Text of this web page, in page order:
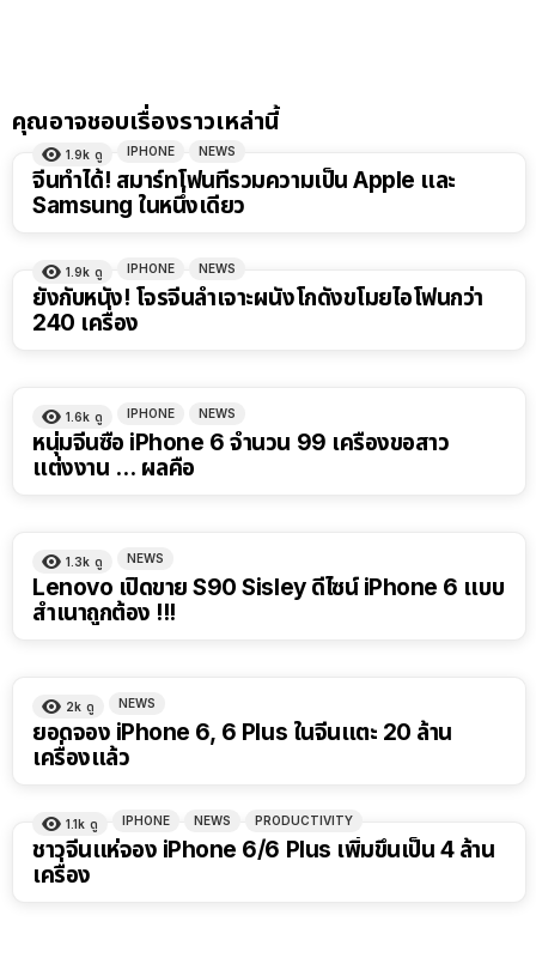
คุณอาจชอบเรื่องราวเหล่านี้
1.9k ดู IPHONE NEWS
จีนทำได้! สมาร์ทโฟนที่รวมความเป็น Apple และ
Samsung ในหนึ่งเดียว
1.9k ดู IPHONE NEWS
ยังกับหนัง! โจรจีนล้ำเจาะผนังโกดังขโมยไอโฟนกว่า
240 เครื่อง
1.6k ดู IPHONE NEWS
หนุ่มจีนซื้อ iPhone 6 จำนวน 99 เครื่องขอสาว
แต่งงาน … ผลคือ
1.3k ดู NEWS
Lenovo เปิดขาย S90 Sisley ดีไซน์ iPhone 6 แบบ
สำเนาถูกต้อง !!!
2k ดู NEWS
ยอดจอง iPhone 6, 6 Plus ในจีนแตะ 20 ล้าน
เครื่องแล้ว
1.1k ดู IPHONE NEWS PRODUCTIVITY
ชาวจีนแห่จอง iPhone 6/6 Plus เพิ่มขึ้นเป็น 4 ล้าน
เครื่อง